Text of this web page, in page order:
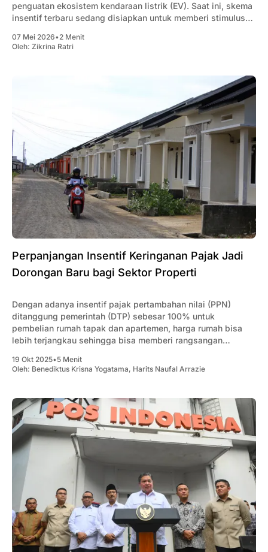
penguatan ekosistem kendaraan listrik (EV). Saat ini, skema
insentif terbaru sedang disiapkan untuk memberi stimulus
07 Mei 2026•2 Menit
Oleh: Zikrina Ratri
Perpanjangan Insentif Keringanan Pajak Jadi
Dorongan Baru bagi Sektor Properti
Dengan adanya insentif pajak pertambahan nilai (PPN)
ditanggung pemerintah (DTP) sebesar 100% untuk
pembelian rumah tapak dan apartemen, harga rumah bisa
lebih terjangkau sehingga bisa memberi rangsangan
19 Okt 2025•5 Menit
Oleh: Benediktus Krisna Yogatama, Harits Naufal Arrazie